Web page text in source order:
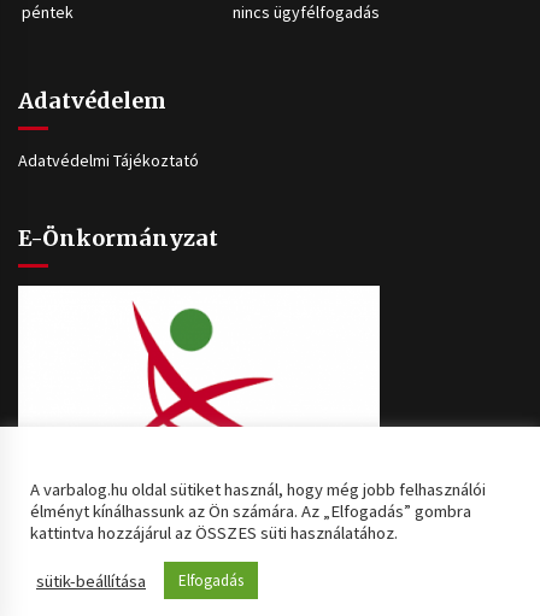
péntek
nincs ügyfélfogadás
Adatvédelem
Adatvédelmi Tájékoztató
E-Önkormányzat
Copyright © [2020] Minden jog fenntartva: Várbalog Község
Önkormányzata Theme: Default Mag by
A varbalog.hu oldal sütiket használ, hogy még jobb felhasználói
élményt kínálhassunk az Ön számára. Az „Elfogadás” gombra
kattintva hozzájárul az ÖSSZES süti használatához.
sütik-beállítása Elfogadás